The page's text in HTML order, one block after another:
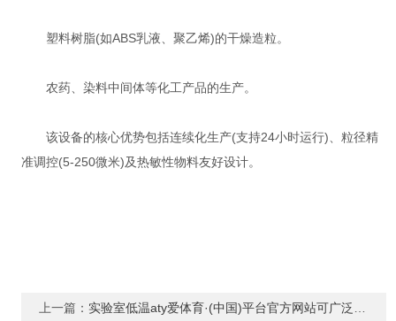
塑料树脂(如ABS乳液、聚乙烯)的干燥造粒‌。
农药、染料中间体等化工产品的生产‌。
该设备的核心优势包括连续化生产(支持24小时运行)、粒径精
准调控(5-250微米)及热敏性物料友好设计‌。
上一篇： 实验室低温aty爱体育·(中国)平台官方网站可广泛应用于哪些行业？